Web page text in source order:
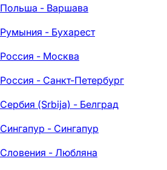
Польша - Варшава
Румыния - Бухарест
Россия - Москва
Россия - Санкт-Петербург
Сербия (Srbija) - Белград
Сингапур - Сингапур
Словения - Любляна